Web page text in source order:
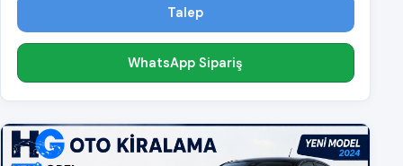
Talep
WhatsApp Sipariş